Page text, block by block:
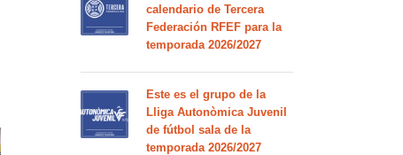
calendario de Tercera
Federación RFEF para la
temporada 2026/2027
Este es el grupo de la
Lliga Autonòmica Juvenil
de fútbol sala de la
temporada 2026/2027